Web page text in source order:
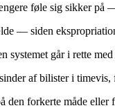
føle sig sikker på
–– siden
systemet går i rette
af bilister i
den forkerte måde